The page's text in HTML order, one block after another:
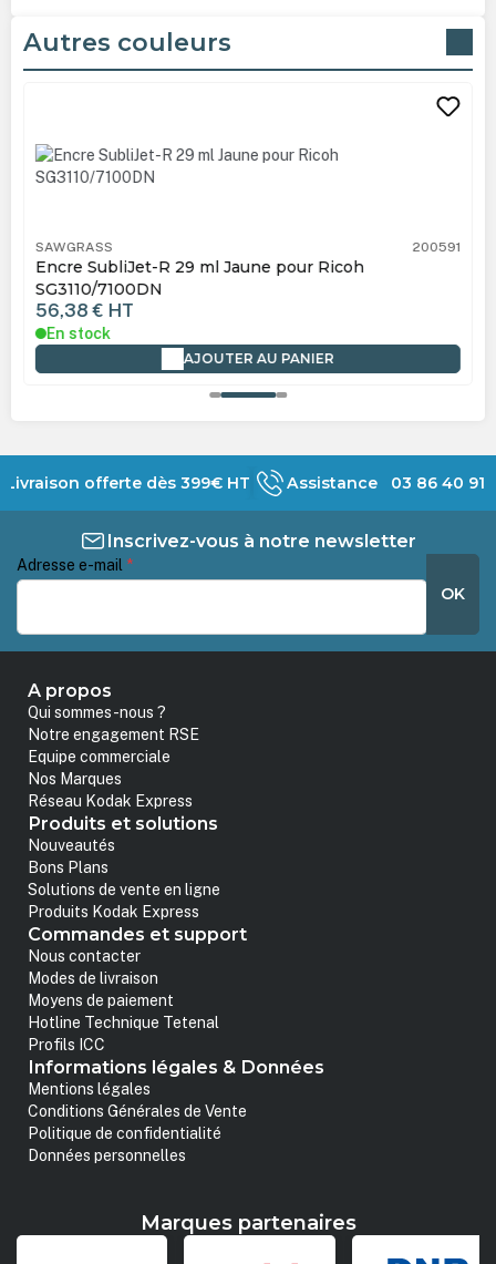
Autres couleurs
SAWGRASS 200591
Encre SubliJet-R 29 ml Jaune pour Ricoh
SG3110/7100DN
56,38 € HT
En stock
AJOUTER AU PANIER
Livraison offerte dès 399€ HT Assistance 03 86 40 91
Inscrivez-vous à notre newsletter
Adresse e-mail *
OK
A propos
Qui sommes-nous ?
Notre engagement RSE
Equipe commerciale
Nos Marques
Réseau Kodak Express
Produits et solutions
Nouveautés
Bons Plans
Solutions de vente en ligne
Produits Kodak Express
Commandes et support
Nous contacter
Modes de livraison
Moyens de paiement
Hotline Technique Tetenal
Profils ICC
Informations légales & Données
Mentions légales
Conditions Générales de Vente
Politique de confidentialité
Données personnelles
Marques partenaires